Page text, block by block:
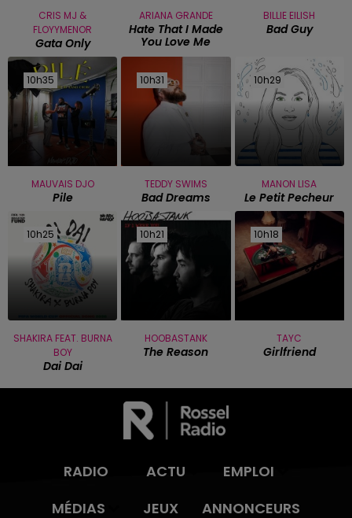
CRIS MJ &
FLOYYMENOR
Gata Only
ARIANA GRANDE
Hate That I Made
You Love Me
BILLIE EILISH
Bad Guy
10h35
10h35
MAUVAIS DJO
Pile
10h31
10h31
TEDDY SWIMS
Bad Dreams
10h29
10h29
MANON LISA
Le Petit Pecheur
10h25
10h25
SHAKIRA FEAT. BURNA
BOY
Dai Dai
10h21
10h21
HOOBASTANK
The Reason
10h18
10h18
TAYC
Girlfriend
RADIO ACTU
EMPLOI
MÉDIAS
JEUX ANNONCEURS